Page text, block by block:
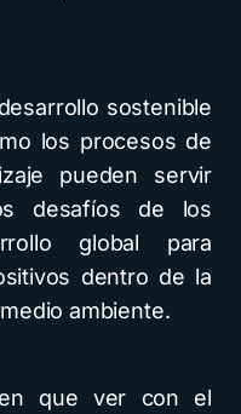
sostenible
los procesos de
pueden servir
desafíos de los
global para
dentro de la
ambiente.
que ver con el